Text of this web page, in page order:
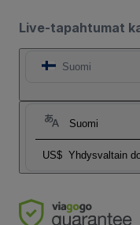
Live-tapahtumat
Suomi
Suomi
US$ Yhdysvaltain